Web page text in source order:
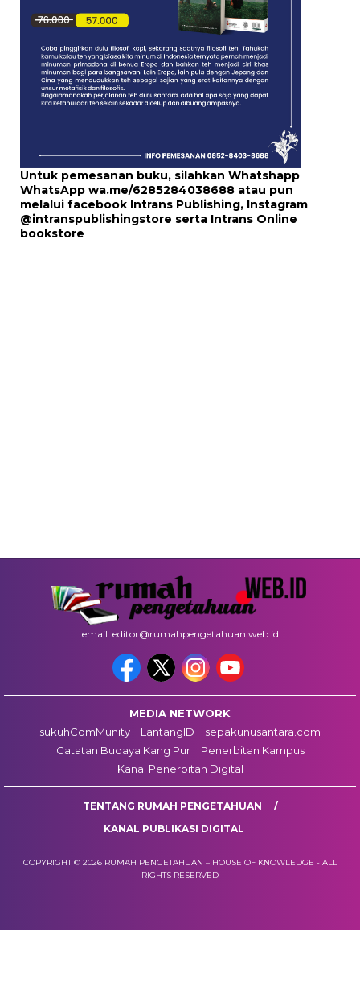
Untuk pemesanan buku, silahkan Whatshapp
WhatsApp wa.me/6285284038688 atau pun
melalui facebook Intrans Publishing, Instagram
@intranspublishingstore serta Intrans Online
bookstore
email: editor@rumahpengetahuan.web.id
MEDIA NETWORK
sukuhComMunity
LantangID
sepakunusantara.com
Catatan Budaya Kang Pur
Penerbitan Kampus
Kanal Penerbitan Digital
TENTANG RUMAH PENGETAHUAN
KANAL PUBLIKASI DIGITAL
COPYRIGHT © 2026 RUMAH PENGETAHUAN – HOUSE OF KNOWLEDGE - ALL
RIGHTS RESERVED